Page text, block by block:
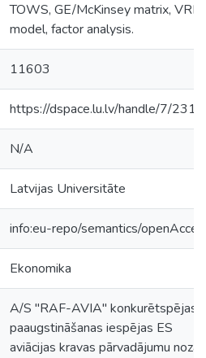
TOWS, GE/McKinsey matrix, VRIO
model, factor analysis.
11603
https://dspace.lu.lv/handle/7/
N/A
Latvijas Universitāte
info:eu-repo/semantics/
Ekonomika
A/S "RAF-AVIA" konkurētspējas
paaugstināšanas iespējas ES
aviācijas kravas pārvadājumu